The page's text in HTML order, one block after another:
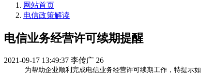
网站首页
电信政策解读
电信业务经营许可续期提醒
2021-09-17 13:49:37 李传广 26
为帮助企业顺利完成电信业务经营许可续期工作，特提示如